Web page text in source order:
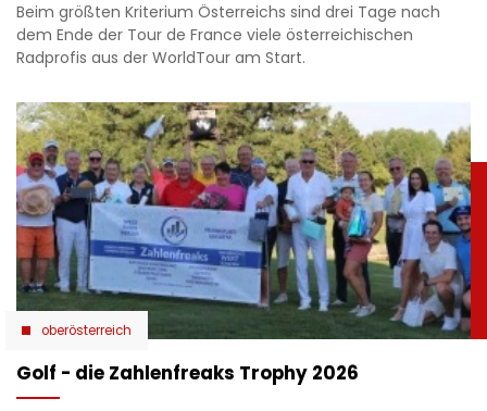
Beim größten Kriterium Österreichs sind drei Tage nach
dem Ende der Tour de France viele österreichischen
Radprofis aus der WorldTour am Start.
oberösterreich
Golf - die Zahlenfreaks Trophy 2026